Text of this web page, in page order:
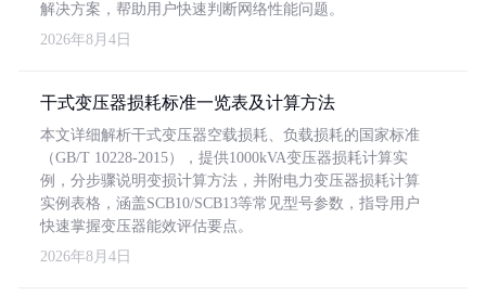
解决方案，帮助用户快速判断网络性能问题。
2026年8月4日
干式变压器损耗标准一览表及计算方法
本文详细解析干式变压器空载损耗、负载损耗的国家标准
（GB/T 10228-2015），提供1000kVA变压器损耗计算实
例，分步骤说明变损计算方法，并附电力变压器损耗计算
实例表格，涵盖SCB10/SCB13等常见型号参数，指导用户
快速掌握变压器能效评估要点。
2026年8月4日